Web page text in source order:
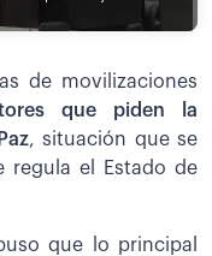
de movilizaciones
que piden la
, situación que se
regula el Estado de
que lo principal